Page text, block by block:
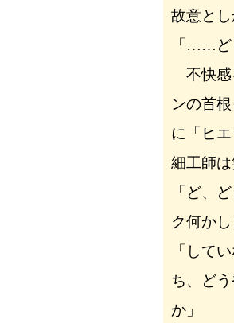
故意と
「……ど
不快感
ンの首
に「ヒ
細工師
「ど、
ク何か
「して
ち、ど
か」